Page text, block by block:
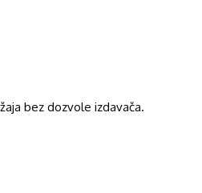
bez dozvole izdavača.